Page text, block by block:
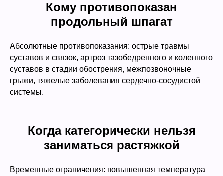
Кому противопоказан
продольный шпагат
Абсолютные противопоказания: острые травмы
суставов и связок, артроз тазобедренного и коленного
суставов в стадии обострения, межпозвоночные
грыжи, тяжелые заболевания сердечно-сосудистой
системы.
Когда категорически нельзя
заниматься растяжкой
Временные ограничения: повышенная температура